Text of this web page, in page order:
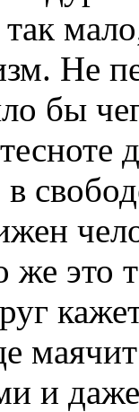
Не
бы
же это
и